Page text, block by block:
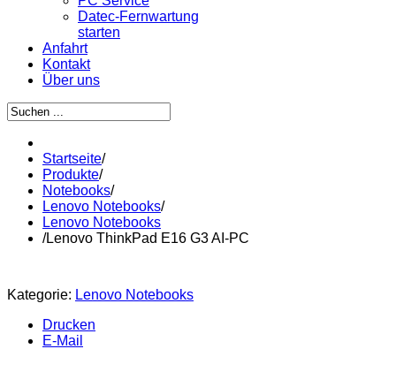
Datec-Fernwartung
starten
Anfahrt
Kontakt
Über uns
Startseite/
Produkte/
Notebooks/
Lenovo Notebooks/
Lenovo Notebooks
/Lenovo ThinkPad E16 G3 AI-PC
Kategorie: Lenovo Notebooks
Drucken
E-Mail